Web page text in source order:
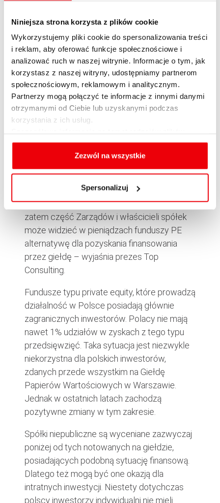
Niniejsza strona korzysta z plików cookie
Wykorzystujemy pliki cookie do spersonalizowania treści
i reklam, aby oferować funkcje społecznościowe i
analizować ruch w naszej witrynie. Informacje o tym, jak
korzystasz z naszej witryny, udostępniamy partnerom
społecznościowym, reklamowym i analitycznym.
Partnerzy mogą połączyć te informacje z innymi danymi
otrzymanymi od Ciebie lub uzyskanymi podczas
korzystania z ich usług.
cookies, celu i sposobu korzystania z nich przez nas
oraz zmiany ustawień plików cookies a także ich
usuwania z przeglądarki internetowej, znajdują się
Zezwól na wszystkie
Spersonalizuj
inwestorzy giełdowi skutecznie mogą
pozyskać kapitał bez funduszy private equity
– mówi Dziubłowski.
Należy więc postawić pytanie, kiedy jest
najlepsza okazja dla rozpoczęcia inwestycji
przez fundusze?
– Dla funduszy PE korzystniejsza jest
właśnie wtedy właściciele spółek nie mają
kapitału i korzystają z “drogich”, ale pewnych
pieniędzy funduszy PE. Obecnie sytuacja na
światowych giełdach nie jest zbyt stabilna,
zatem część Zarządów i właścicieli spółek
może widzieć w pieniądzach funduszy PE
alternatywę dla pozyskania finansowania
przez giełdę – wyjaśnia prezes Top
Consulting.
Fundusze typu private equity, które prowadzą
działalność w Polsce posiadają głównie
zagranicznych inwestorów. Polacy nie mają
nawet 1% udziałów w zyskach z tego typu
przedsięwzięć. Taka sytuacja jest niezwykle
niekorzystna dla polskich inwestorów,
zdanych przede wszystkim na Giełdę
Papierów Wartościowych w Warszawie.
Jednak w ostatnich latach zachodzą
pozytywne zmiany w tym zakresie.
Spółki niepubliczne są wyceniane zazwyczaj
poniżej od tych notowanych na giełdzie,
posiadających podobną sytuację finansową.
Dlatego też mogą być one okazją dla
intratnych inwestycji. Niestety dotychczas
polscy inwestorzy indywidualni nie mieli